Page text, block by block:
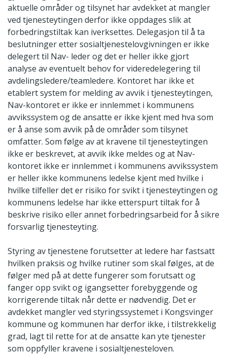
aktuelle områder og tilsynet har avdekket at mangler
ved tjenesteytingen derfor ikke oppdages slik at
forbedringstiltak kan iverksettes. Delegasjon til å ta
beslutninger etter sosialtjenestelovgivningen er ikke
delegert til Nav- leder og det er heller ikke gjort
analyse av eventuelt behov for videredelegering til
avdelingsledere/teamledere. Kontoret har ikke et
etablert system for melding av avvik i tjenesteytingen,
Nav-kontoret er ikke er innlemmet i kommunens
avvikssystem og de ansatte er ikke kjent med hva som
er å anse som avvik på de områder som tilsynet
omfatter. Som følge av at kravene til tjenesteytingen
ikke er beskrevet, at avvik ikke meldes og at Nav-
kontoret ikke er innlemmet i kommunens avvikssystem
er heller ikke kommunens ledelse kjent med hvilke i
hvilke tilfeller det er risiko for svikt i tjenesteytingen og
kommunens ledelse har ikke etterspurt tiltak for å
beskrive risiko eller annet forbedringsarbeid for å sikre
forsvarlig tjenesteyting.
Styring av tjenestene forutsetter at ledere har fastsatt
hvilken praksis og hvilke rutiner som skal følges, at de
følger med på at dette fungerer som forutsatt og
fanger opp svikt og igangsetter forebyggende og
korrigerende tiltak når dette er nødvendig. Det er
avdekket mangler ved styringssystemet i Kongsvinger
kommune og kommunen har derfor ikke, i tilstrekkelig
grad, lagt til rette for at de ansatte kan yte tjenester
som oppfyller kravene i sosialtjenesteloven.